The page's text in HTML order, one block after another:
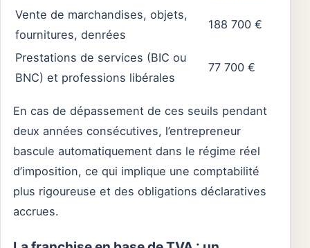
Vente de marchandises, objets,
fournitures, denrées
188 700 €
Prestations de services (BIC ou
BNC) et professions libérales
77 700 €
En cas de dépassement de ces seuils pendant
deux années consécutives, l’entrepreneur
bascule automatiquement dans le régime réel
d’imposition, ce qui implique une comptabilité
plus rigoureuse et des obligations déclaratives
accrues.